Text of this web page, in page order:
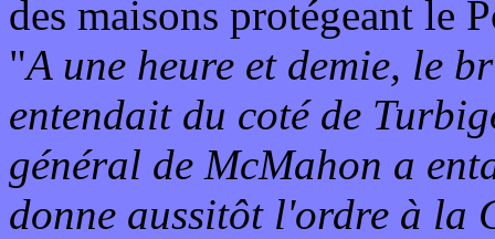
des maisons protégeant le
"A une heure et demie, le
entendait du coté de
général de McMahon a
donne aussitôt l'ordre à la